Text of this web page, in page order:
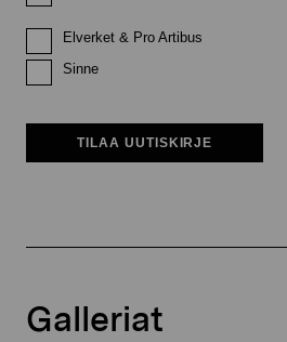
Elverket & Pro Artibus
Sinne
TILAA UUTISKIRJE
Galleriat